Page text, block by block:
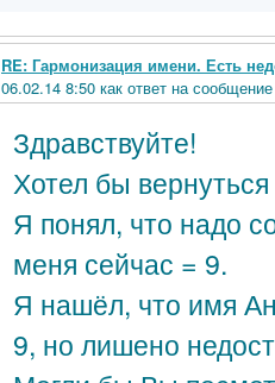
RE: Гармонизация имени. Есть
06.02.14 8:50 как ответ на
Здравствуйте!
Хотел бы
Я понял, что надо
меня сейчас = 9.
Я нашёл, что имя
9, но лишено